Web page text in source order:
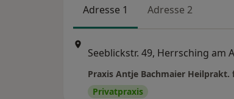
Adresse 1 Adresse 2
Praxis Antje Bachmaier Heilprakt.
Privatpraxis